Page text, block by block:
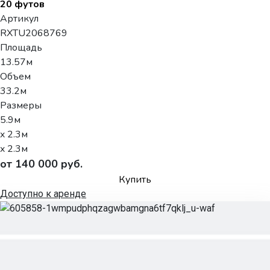
20 футов
Артикул
RXTU2068769
Площадь
13.57м
Объем
33.2м
Размеры
5.9м
x 2.3м
x 2.3м
от 140 000 руб.
Купить
Доступно к аренде